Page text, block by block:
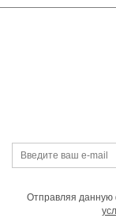
Отправляя данную